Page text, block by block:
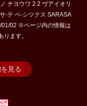
チヨウワ 2 2 ヴアイオリ
-テ ベ-シツクス SARASA
01/02 ※ページ内の情報は
ます。
見る